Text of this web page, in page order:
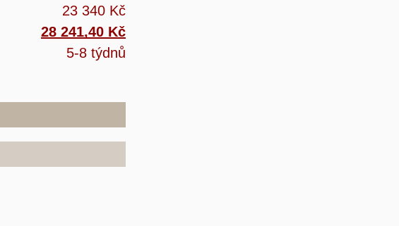
23 340 Kč
28 241,40 Kč
5-8 týdnů